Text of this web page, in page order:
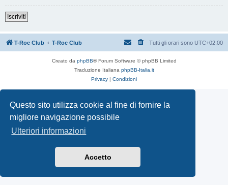
Questo sito utilizza cookie al fine di fornire la
migliore navigazione possibile
Ulteriori informazioni
Accetto
Iscriviti
T-Roc Club T-Roc Club Tutti gli orari sono UTC+02:00
Creato da phpBB® Forum Software © phpBB Limited
Traduzione Italiana phpBB-Italia.it
Privacy | Condizioni